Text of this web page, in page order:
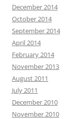
December 2014
October 2014
September 2014
April 2014
February 2014
November 2013
August 2011
July 2011
December 2010
November 2010